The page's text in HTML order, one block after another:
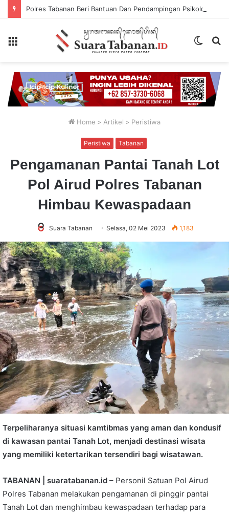
Switch
Home > Artikel > Peristiwa
Peristiwa Tabanan
Pengamanan Pantai Tanah Lot
Pol Airud Polres Tabanan
Himbau Kewaspadaan
Suara Tabanan Selasa, 02 Mei 2023 1,183
Terpeliharanya situasi kamtibmas yang aman dan kondusif
di kawasan pantai Tanah Lot, menjadi destinasi wisata
yang memiliki ketertarikan tersendiri bagi wisatawan.
TABANAN | suaratabanan.id – Personil Satuan Pol Airud
Polres Tabanan melakukan pengamanan di pinggir pantai
Tanah Lot dan menghimbau kewaspadaan terhadap para